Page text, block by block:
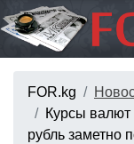
FOR.kg
Курсы валют
рубль заметно